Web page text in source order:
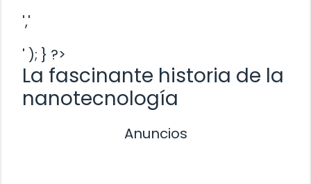
','
' ); } ?>
La fascinante historia de la
nanotecnología
Anuncios